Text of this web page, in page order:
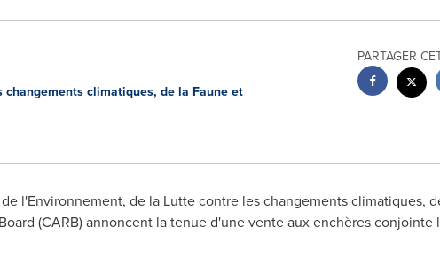
climatiques, de la Faune et
PARTAGER
l'Environnement, de la Lutte contre les changements climatiques,
(CARB) annoncent la tenue d'une vente aux enchères conjointe